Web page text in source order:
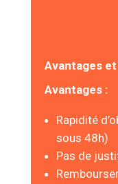
Avantages
Avantages :
Rapidité
sous 48h)
Pas de